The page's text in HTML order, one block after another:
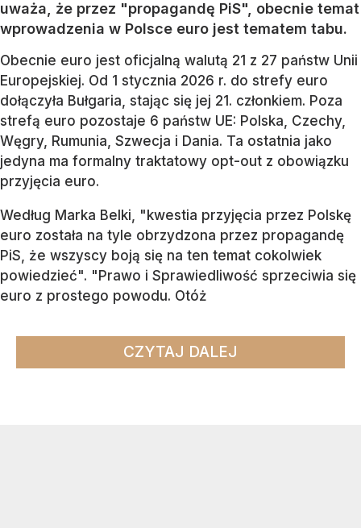
uważa, że przez "propagandę PiS", obecnie temat
wprowadzenia w Polsce euro jest tematem tabu.
Obecnie euro jest oficjalną walutą 21 z 27 państw Unii
Europejskiej. Od 1 stycznia 2026 r. do strefy euro
dołączyła Bułgaria, stając się jej 21. członkiem. Poza
strefą euro pozostaje 6 państw UE: Polska, Czechy,
Węgry, Rumunia, Szwecja i Dania. Ta ostatnia jako
jedyna ma formalny traktatowy opt-out z obowiązku
przyjęcia euro.
Według Marka Belki, "kwestia przyjęcia przez Polskę
euro została na tyle obrzydzona przez propagandę
PiS, że wszyscy boją się na ten temat cokolwiek
powiedzieć". "Prawo i Sprawiedliwość sprzeciwia się
euro z prostego powodu. Otóż
CZYTAJ DALEJ